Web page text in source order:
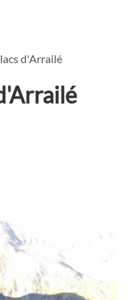
d'Arrailé